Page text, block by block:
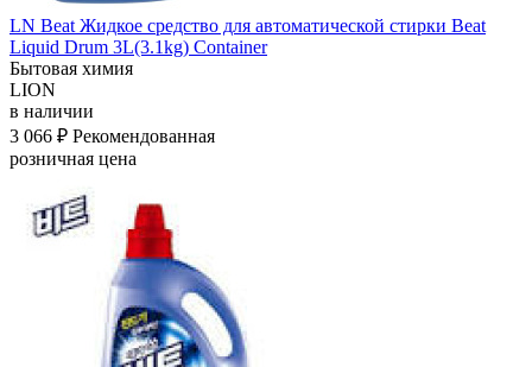
LN Beat Жидкое средство для автоматической стирки Beat
Liquid Drum 3L(3.1kg) Container
Бытовая химия
LION
в наличии
3 066 ₽ Рекомендованная
розничная цена